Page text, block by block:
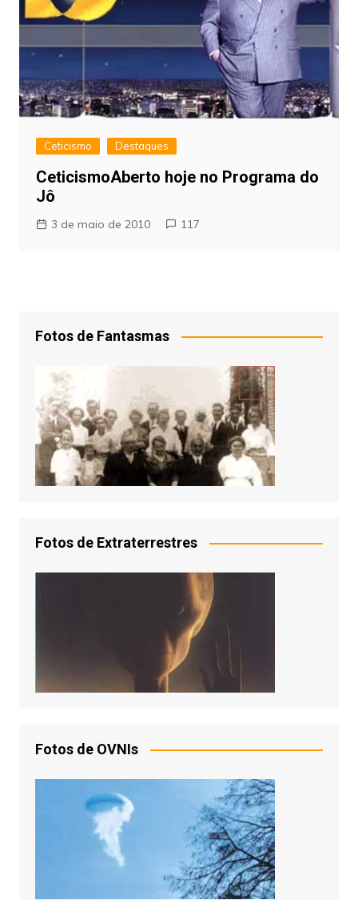
Ceticismo Destaques
CeticismoAberto hoje no Programa do
Jô
3 de maio de 2010 117
Fotos de Fantasmas
Fotos de Extraterrestres
Fotos de OVNIs